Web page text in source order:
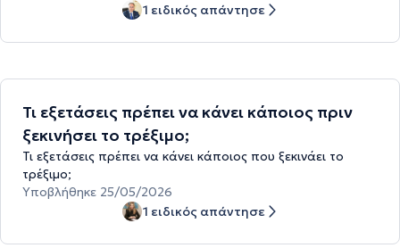
1 ειδικός απάντησε
Τι εξετάσεις πρέπει να κάνει κάποιος πριν
ξεκινήσει το τρέξιμο;
Τι εξετάσεις πρέπει να κάνει κάποιος που ξεκινάει το
τρέξιμο;
Υποβλήθηκε 25/05/2026
1 ειδικός απάντησε